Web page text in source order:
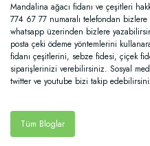
Mandalina ağacı fidanı ve çeşitleri
774 67 77 numaralı telefondan
whatsapp üzerinden bizlere
posta çeki ödeme yöntemlerini
fidanı çeşitlerini, sebze fidesi, çiçek
siparişlerinizi verebilirsiniz. Sosyal
twitter ve youtube bizi takip
Tüm Bloglar